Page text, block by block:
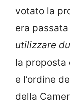
votato la
era
utilizzare
la proposta
e l’ordine
della